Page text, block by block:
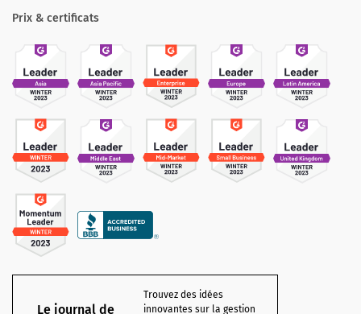
Prix & certificats
Le journal de
Trouvez des idées
innovantes sur la gestion